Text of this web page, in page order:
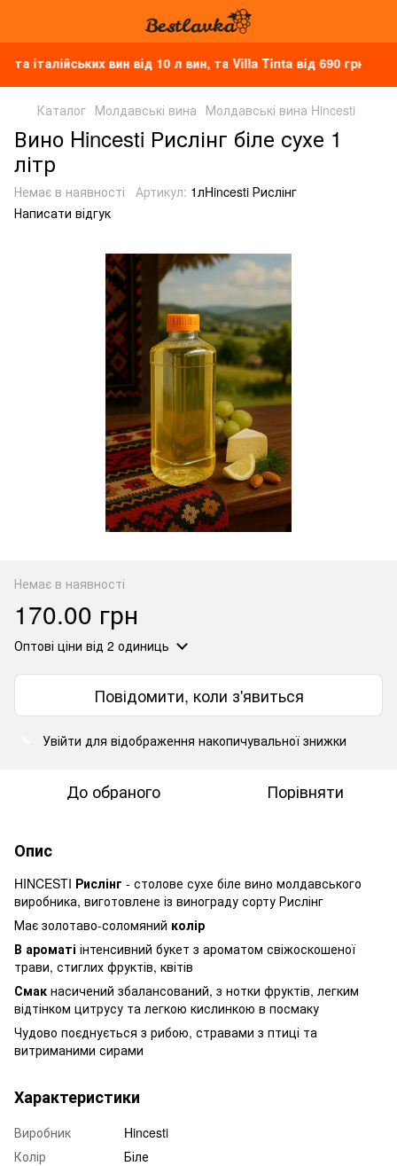
вин від 10 л вин, та Villa Tinta від 690 грн
Каталог Молдавські вина Молдавські вина Hincesti
Вино Hincesti Рислінг біле сухе 1
літр
Немає в наявності Артикул: 1лHincesti Рислінг
Написати відгук
Немає в наявності
170.00 грн
Оптові ціни від 2 одиниць
Повідомити, коли з'явиться
Увійти для відображення накопичувальної знижки
До обраного Порівняти
Опис
HINCESTI Рислінг - столове сухе біле вино молдавського
виробника, виготовлене із винограду сорту Рислінг
Має золотаво-соломяний колір
В ароматі інтенсивний букет з ароматом свіжоскошеної
трави, стиглих фруктів, квітів
Смак насичений збалансований, з нотки фруктів, легким
відтінком цитрусу та легкою кислинкою в посмаку
Чудово поєднується з рибою, стравами з птиці та
витриманими сирами
Характеристики
Виробник
Hincesti
Колір
Біле